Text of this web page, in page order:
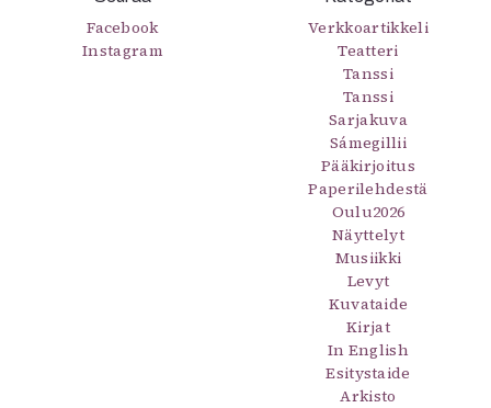
Facebook
Instagram
Verkkoartikkeli
Teatteri
Tanssi
Tanssi
Sarjakuva
Sámegillii
Pääkirjoitus
Paperilehdestä
Oulu2026
Näyttelyt
Musiikki
Levyt
Kuvataide
Kirjat
In English
Esitystaide
Arkisto